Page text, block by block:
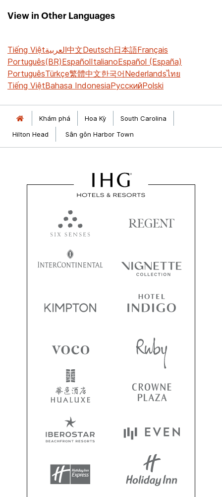
View in Other Languages
Tiếng Việtالعربية中文Deutsch日本語Français
Português(BR)EspañolItalianoEspañol (España)
PortuguêsTürkçe繁體中文한국어Nederlandsไทย
Tiếng ViệtBahasa IndonesiaРусскийPolski
Khám phá Hoa Kỳ
South Carolina
Hilton Head
Sân gôn Harbor Town